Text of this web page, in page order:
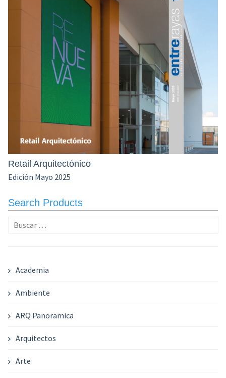
Retail Arquitectónico
Edición Mayo 2025
Search Products
Buscar:
Academia
Ambiente
ARQ Panoramica
Arquitectos
Arte